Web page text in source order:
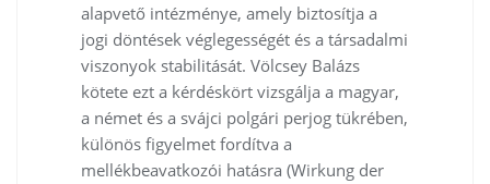
alapvető intézménye, amely biztosítja a
jogi döntések véglegességét és a társadalmi
viszonyok stabilitását. Völcsey Balázs
kötete ezt a kérdéskört vizsgálja a magyar,
a német és a svájci polgári perjog tükrében,
különös figyelmet fordítva a
mellékbeavatkozói hatásra (Wirkung der